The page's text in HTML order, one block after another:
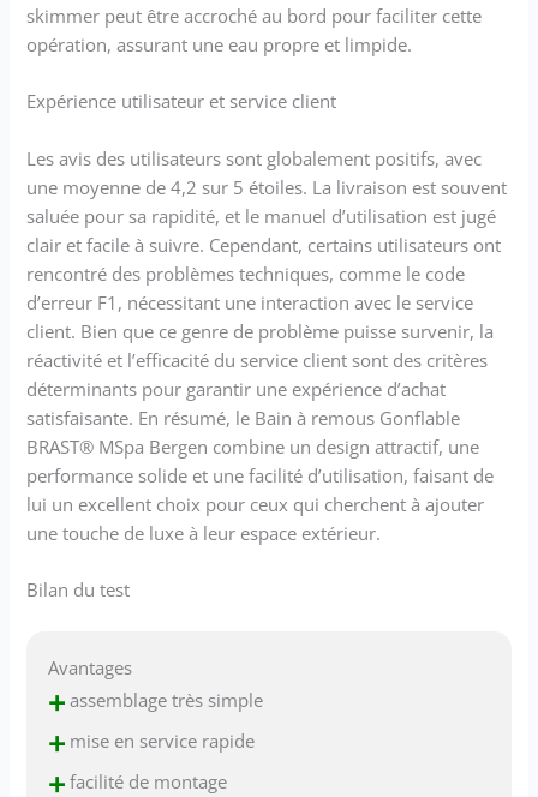
skimmer peut être accroché au bord pour faciliter cette
opération, assurant une eau propre et limpide.
Expérience utilisateur et service client
Les avis des utilisateurs sont globalement positifs, avec
une moyenne de 4,2 sur 5 étoiles. La livraison est souvent
saluée pour sa rapidité, et le manuel d’utilisation est jugé
clair et facile à suivre. Cependant, certains utilisateurs ont
rencontré des problèmes techniques, comme le code
d’erreur F1, nécessitant une interaction avec le service
client. Bien que ce genre de problème puisse survenir, la
réactivité et l’efficacité du service client sont des critères
déterminants pour garantir une expérience d’achat
satisfaisante. En résumé, le Bain à remous Gonflable
BRAST® MSpa Bergen combine un design attractif, une
performance solide et une facilité d’utilisation, faisant de
lui un excellent choix pour ceux qui cherchent à ajouter
une touche de luxe à leur espace extérieur.
Bilan du test
Avantages
+ assemblage très simple
+ mise en service rapide
+ facilité de montage